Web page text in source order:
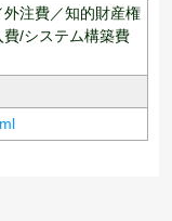
注費／知的財産権
/システム構築費